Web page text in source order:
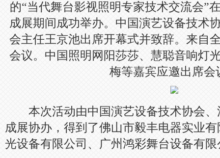
的“当代舞台影视照明专家技术交流会”
成展期间成功举办。中国演艺设备技术
会主任王京池出席开幕式并致辞。来自
会议。中国照明网阳莎莎、慧聪音响灯
梅等嘉宾应邀出席会
本次活动由中国演艺设备技术协会、
成展协办，得到了佛山市毅丰电器实业
光设备有限公司、广州鸿彩舞台设备有